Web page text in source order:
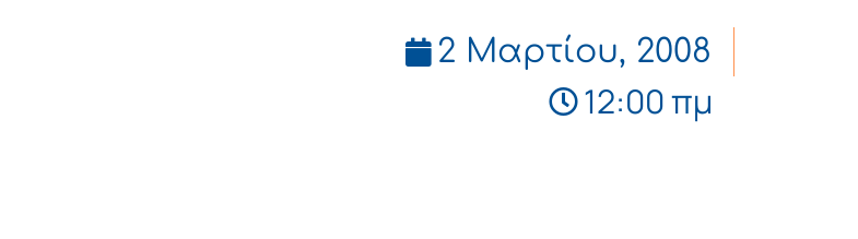
2 Μαρτίου, 2008
12:00 πμ